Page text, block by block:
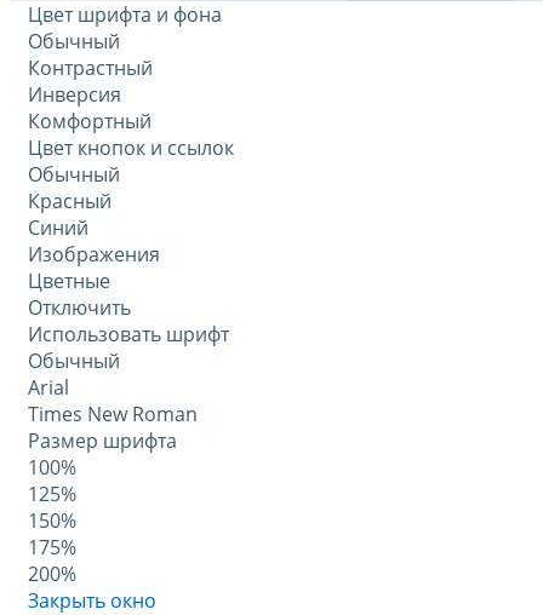
Цвет шрифта и фона
Обычный
Контрастный
Инверсия
Комфортный
Цвет кнопок и ссылок
Обычный
Красный
Синий
Изображения
Цветные
Отключить
Использовать шрифт
Обычный
Arial
Times New Roman
Размер шрифта
100%
125%
150%
175%
200%
Закрыть окно